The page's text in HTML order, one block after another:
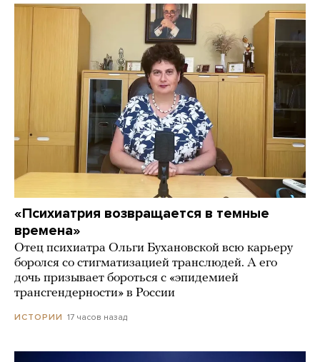
«Психиатрия возвращается в темные
времена»
Отец психиатра Ольги Бухановской всю карьеру
боролся со стигматизацией транслюдей. А его
дочь призывает бороться с «эпидемией
трансгендерности» в России
ИСТОРИИ 17 часов назад